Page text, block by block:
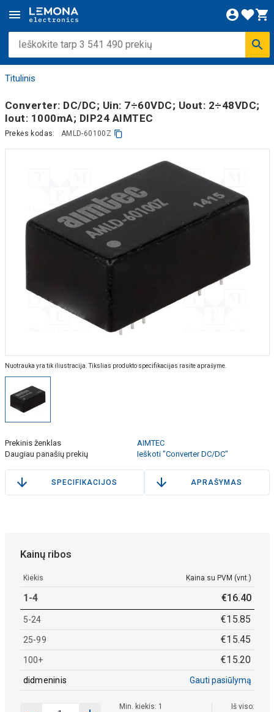
Titulinis
Converter: DC/DC; Uin: 7÷60VDC; Uout: 2÷48VDC;
Iout: 1000mA; DIP24 AIMTEC
Prekės kodas: AMLD-60100Z
Nuotrauka yra tik iliustracija. Tikslias produkto specifikacijas rasite aprašyme.
Prekinis ženklas
AIMTEC
Daugiau panašių prekių
Ieškoti "Converter DC/DC"
SPECIFIKACIJOS APRAŠYMAS
Kainų ribos
Kiekis Kaina su PVM (vnt.)
1-4 €16.40
5-24 €15.85
25-99 €15.45
100+ €15.20
didmeninis Gauti pasiūlymą
Min. kiekis: 1
Iš viso: